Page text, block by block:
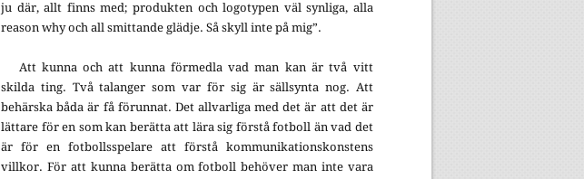
ju där, allt finns med; produkten och logotypen väl synliga, alla
reason why och all smittande glädje. Så skyll inte på mig”.
Att kunna och att kunna förmedla vad man kan är två vitt
skilda ting. Två talanger som var för sig är sällsynta nog. Att
behärska båda är få förunnat. Det allvarliga med det är att det är
lättare för en som kan berätta att lära sig förstå fotboll än vad det
är för en fotbollsspelare att förstå kommunikationskonstens
villkor. För att kunna berätta om fotboll behöver man inte vara